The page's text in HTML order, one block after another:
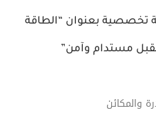
تخصصية بعنوان “الطاقة
مستدام وآمن”
والمكائن